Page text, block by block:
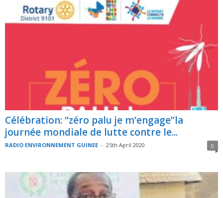
Célébration: “zéro palu je m’engage”la
journée mondiale de lutte contre le...
RADIO ENVIRONNEMENT GUINEE - 25th April 2020 0